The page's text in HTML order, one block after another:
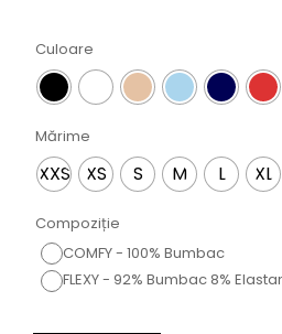
Culoare
Mărime
XXS XS S M L XL
Compoziție
COMFY - 100% Bumbac
FLEXY - 92% Bumbac 8%